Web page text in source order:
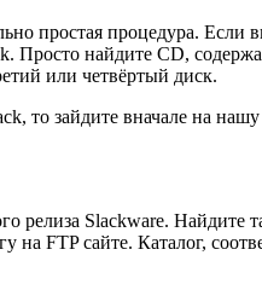
простая процедура.
Просто найдите CD,
или четвёртый диск.
то зайдите вначале на
релиза Slackware. Найдите
на FTP сайте. Каталог,